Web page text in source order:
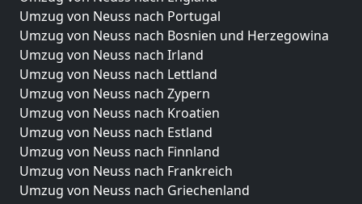
Umzug von Neuss nach Portugal
Umzug von Neuss nach Bosnien und Herzegowina
Umzug von Neuss nach Irland
Umzug von Neuss nach Lettland
Umzug von Neuss nach Zypern
Umzug von Neuss nach Kroatien
Umzug von Neuss nach Estland
Umzug von Neuss nach Finnland
Umzug von Neuss nach Frankreich
Umzug von Neuss nach Griechenland